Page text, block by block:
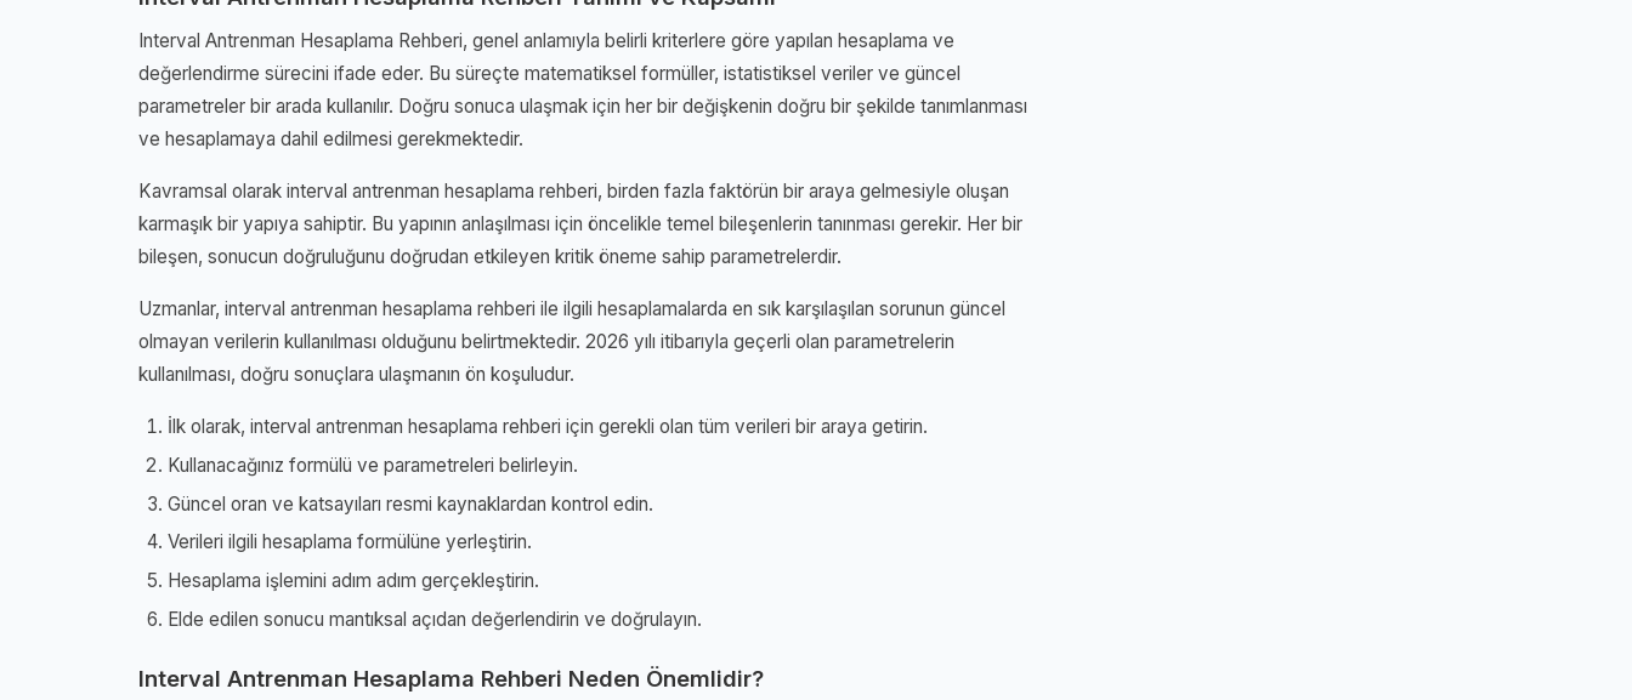
Interval Antrenman Hesaplama Rehberi, genel anlamıyla belirli kriterlere göre yapılan hesaplama ve
değerlendirme sürecini ifade eder. Bu süreçte matematiksel formüller, istatistiksel veriler ve güncel
parametreler bir arada kullanılır. Doğru sonuca ulaşmak için her bir değişkenin doğru bir şekilde tanımlanması
ve hesaplamaya dahil edilmesi gerekmektedir.
Kavramsal olarak interval antrenman hesaplama rehberi, birden fazla faktörün bir araya gelmesiyle oluşan
karmaşık bir yapıya sahiptir. Bu yapının anlaşılması için öncelikle temel bileşenlerin tanınması gerekir. Her bir
bileşen, sonucun doğruluğunu doğrudan etkileyen kritik öneme sahip parametrelerdir.
Uzmanlar, interval antrenman hesaplama rehberi ile ilgili hesaplamalarda en sık karşılaşılan sorunun güncel
olmayan verilerin kullanılması olduğunu belirtmektedir. 2026 yılı itibarıyla geçerli olan parametrelerin
kullanılması, doğru sonuçlara ulaşmanın ön koşuludur.
İlk olarak, interval antrenman hesaplama rehberi için gerekli olan tüm verileri bir araya getirin.
Kullanacağınız formülü ve parametreleri belirleyin.
Güncel oran ve katsayıları resmi kaynaklardan kontrol edin.
Verileri ilgili hesaplama formülüne yerleştirin.
Hesaplama işlemini adım adım gerçekleştirin.
Elde edilen sonucu mantıksal açıdan değerlendirin ve doğrulayın.
Interval Antrenman Hesaplama Rehberi Neden Önemlidir?